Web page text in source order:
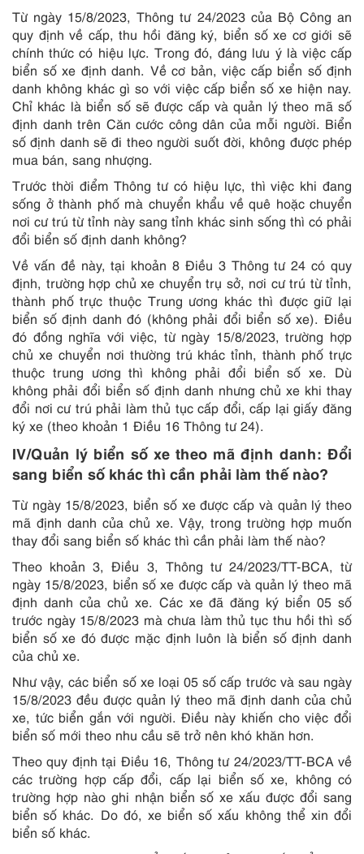
Từ ngày 15/8/2023, Thông tư 24/2023 của Bộ Công an
quy định về cấp, thu hồi đăng ký, biển số xe cơ giới sẽ
chính thức có hiệu lực. Trong đó, đáng lưu ý là việc cấp
biển số xe định danh. Về cơ bản, việc cấp biển số định
danh không khác gì so với việc cấp biển số xe hiện nay.
Chỉ khác là biển số sẽ được cấp và quản lý theo mã số
định danh trên Căn cước công dân của mỗi người. Biển
số định danh sẽ đi theo người suốt đời, không được phép
mua bán, sang nhượng.
Trước thời điểm Thông tư có hiệu lực, thì việc khi đang
sống ở thành phố mà chuyển khẩu về quê hoặc chuyển
nơi cư trú từ tỉnh này sang tỉnh khác sinh sống thì có phải
đổi biển số định danh không?
Về vấn đề này, tại khoản 8 Điều 3 Thông tư 24 có quy
định, trường hợp chủ xe chuyển trụ sở, nơi cư trú từ tỉnh,
thành phố trực thuộc Trung ương khác thì được giữ lại
biển số định danh đó (không phải đổi biển số xe). Điều
đó đồng nghĩa với việc, từ ngày 15/8/2023, trường hợp
chủ xe chuyển nơi thường trú khác tỉnh, thành phố trực
thuộc trung ương thì không phải đổi biển số xe. Dù
không phải đổi biển số định danh nhưng chủ xe khi thay
đổi nơi cư trú phải làm thủ tục cấp đổi, cấp lại giấy đăng
ký xe (theo khoản 1 Điều 16 Thông tư 24).
IV/Quản lý biển số xe theo mã định danh: Đổi
sang biển số khác thì cần phải làm thế nào?
Từ ngày 15/8/2023, biển số xe được cấp và quản lý theo
mã định danh của chủ xe. Vậy, trong trường hợp muốn
thay đổi sang biển số khác thì cần phải làm thế nào?
Theo khoản 3, Điều 3, Thông tư 24/2023/TT-BCA, từ
ngày 15/8/2023, biển số xe được cấp và quản lý theo mã
định danh của chủ xe. Các xe đã đăng ký biển 05 số
trước ngày 15/8/2023 mà chưa làm thủ tục thu hồi thì số
biển số xe đó được mặc định luôn là biển số định danh
của chủ xe.
Như vậy, các biển số xe loại 05 số cấp trước và sau ngày
15/8/2023 đều được quản lý theo mã định danh của chủ
xe, tức biển gắn với người. Điều này khiến cho việc đổi
biển số mới theo nhu cầu sẽ trở nên khó khăn hơn.
Theo quy định tại Điều 16, Thông tư 24/2023/TT-BCA về
các trường hợp cấp đổi, cấp lại biển số xe, không có
trường hợp nào ghi nhận biển số xe xấu được đổi sang
biển số khác. Do đó, xe biển số xấu không thể xin đổi
biển số khác.